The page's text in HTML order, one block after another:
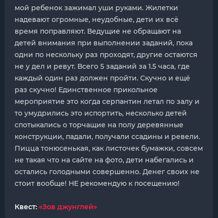
мой ребенок зажимал уши руками. Жилетки
надевают огромные, неудобные, дети их всё
время поправляют. Ведущие не обращают на
детей внимания при выполнении заданий, пока
одни по нескольку раз проходят, другие остаются
не у дел и ревут. Всего 5 заданий за 1.5 часа, где
каждый один раз должен пройти. Скучно и ещё
раз скучно! Единственное прикольное
мероприятие это когда серпантин летал по залу и
то умудрились это испортить, несколько детей
спотыкались о торчащие на полу деревянные
конструкции, падали, получали ссадины и ревели.
Пицца тонюсенькая, как листочек бумажки, совсем
не такая что на сайте на фото, дети набегались и
остались голодными совершенно. Денег своих не
стоит вообще! НЕ рекомендую к посещению!
Квест: «Зов джунглей»